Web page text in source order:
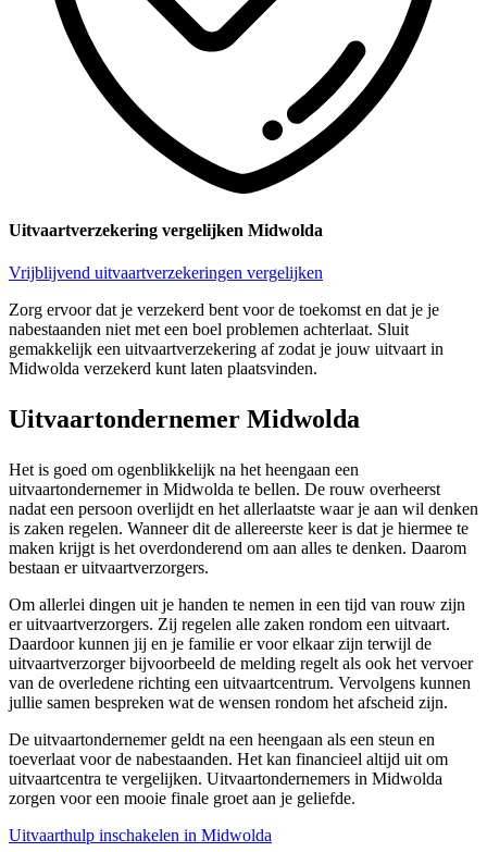
Uitvaartverzekering vergelijken Midwolda
Vrijblijvend uitvaartverzekeringen vergelijken
Zorg ervoor dat je verzekerd bent voor de toekomst en dat je je
nabestaanden niet met een boel problemen achterlaat. Sluit
gemakkelijk een uitvaartverzekering af zodat je jouw uitvaart in
Midwolda verzekerd kunt laten plaatsvinden.
Uitvaartondernemer Midwolda
Het is goed om ogenblikkelijk na het heengaan een
uitvaartondernemer in Midwolda te bellen. De rouw overheerst
nadat een persoon overlijdt en het allerlaatste waar je aan wil denken
is zaken regelen. Wanneer dit de allereerste keer is dat je hiermee te
maken krijgt is het overdonderend om aan alles te denken. Daarom
bestaan er uitvaartverzorgers.
Om allerlei dingen uit je handen te nemen in een tijd van rouw zijn
er uitvaartverzorgers. Zij regelen alle zaken rondom een uitvaart.
Daardoor kunnen jij en je familie er voor elkaar zijn terwijl de
uitvaartverzorger bijvoorbeeld de melding regelt als ook het vervoer
van de overledene richting een uitvaartcentrum. Vervolgens kunnen
jullie samen bespreken wat de wensen rondom het afscheid zijn.
De uitvaartondernemer geldt na een heengaan als een steun en
toeverlaat voor de nabestaanden. Het kan financieel altijd uit om
uitvaartcentra te vergelijken. Uitvaartondernemers in Midwolda
zorgen voor een mooie finale groet aan je geliefde.
Uitvaarthulp inschakelen in Midwolda